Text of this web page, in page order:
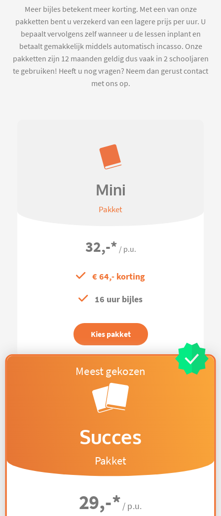
Meer bijles betekent meer korting. Met een van onze
pakketten bent u verzekerd van een lagere prijs per uur. U
bepaalt vervolgens zelf wanneer u de lessen inplant en
betaalt gemakkelijk middels automatisch incasso. Onze
pakketten zijn 12 maanden geldig dus vaak in 2 schooljaren
te gebruiken! Heeft u nog vragen? Neem dan gerust contact
met ons op.
Mini
Pakket
32,-* / p.u.
€ 64,- korting
16 uur bijles
Kies pakket
Succes
Pakket
29,-* / p.u.